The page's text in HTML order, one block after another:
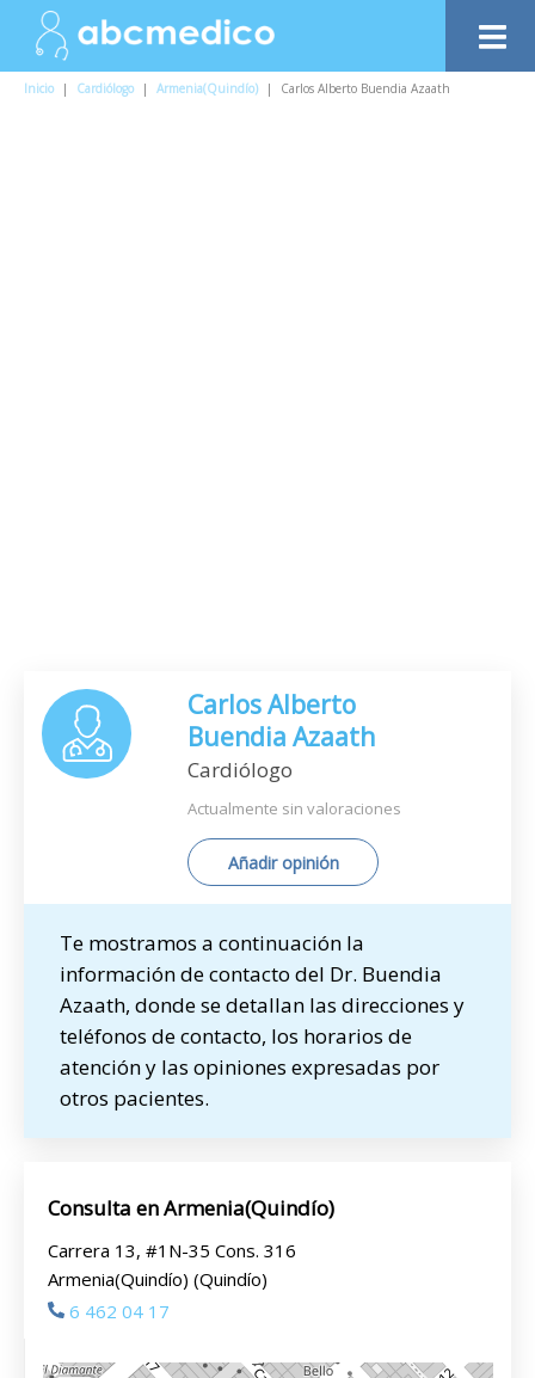
Inicio | Cardiólogo | Armenia(Quindío) | Carlos Alberto Buendia Azaath
Carlos Alberto
Buendia Azaath
Cardiólogo
Actualmente sin valoraciones
Añadir opinión
Te mostramos a continuación la
información de contacto del Dr. Buendia
Azaath, donde se detallan las direcciones y
teléfonos de contacto, los horarios de
atención y las opiniones expresadas por
otros pacientes.
Consulta en Armenia(Quindío)
Carrera 13, #1N-35 Cons. 316
Armenia(Quindío) (Quindío)
6 462 04 17